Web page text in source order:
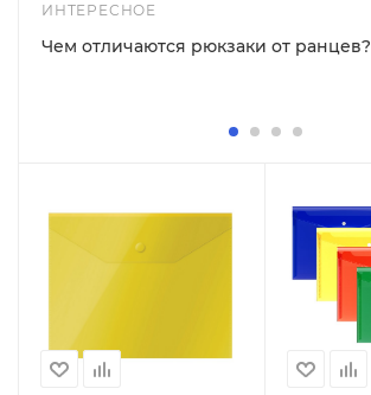
ИНТЕРЕСНОЕ
Чем отличаются рюкзаки от ранцев?